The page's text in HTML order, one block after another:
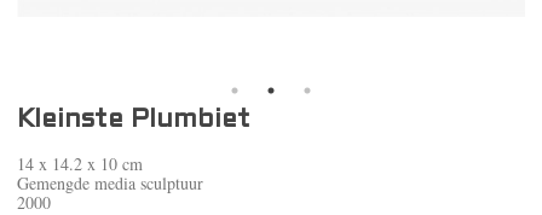
Kleinste Plumbiet
14 x 14.2 x 10 cm
Gemengde media sculptuur
2000